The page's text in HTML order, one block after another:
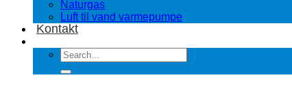
Naturgas
Luft til vand varmepumpe
Kontakt